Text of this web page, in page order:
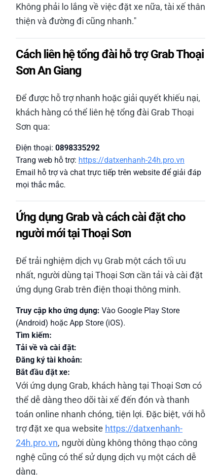
Không phải lo lắng về việc đặt xe nữa, tài xế thân
thiện và đường đi cũng nhanh."
Cách liên hệ tổng đài hỗ trợ Grab Thoại
Sơn An Giang
Để được hỗ trợ nhanh hoặc giải quyết khiếu nại,
khách hàng có thể liên hệ tổng đài Grab Thoại
Sơn qua:
Điện thoại: 0898335292
Trang web hỗ trợ: https://datxenhanh-24h.pro.vn
Email hỗ trợ và chat trực tiếp trên website để giải đáp
mọi thắc mắc.
Ứng dụng Grab và cách cài đặt cho
người mới tại Thoại Sơn
Để trải nghiệm dịch vụ Grab một cách tối ưu
nhất, người dùng tại Thoại Sơn cần tải và cài đặt
ứng dụng Grab trên điện thoại thông minh.
Truy cập kho ứng dụng: Vào Google Play Store
(Android) hoặc App Store (iOS).
Tìm kiếm:
Tải về và cài đặt:
Đăng ký tài khoản:
Bắt đầu đặt xe:
Với ứng dụng Grab, khách hàng tại Thoại Sơn có
thể dễ dàng theo dõi tài xế đến đón và thanh
toán online nhanh chóng, tiện lợi. Đặc biệt, với hỗ
trợ đặt xe qua website https://datxenhanh-
24h.pro.vn, người dùng không thông thạo công
nghệ cũng có thể sử dụng dịch vụ một cách dễ
dàng.